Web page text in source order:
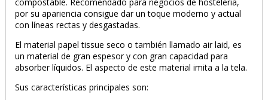
por su apariencia consigue dar un toque moderno y actual
con líneas rectas y desgastadas.
El material papel tissue seco o también llamado air laid, es
un material de gran espesor y con gran capacidad para
absorber líquidos. El aspecto de este material imita a la tela.
Sus características principales son: